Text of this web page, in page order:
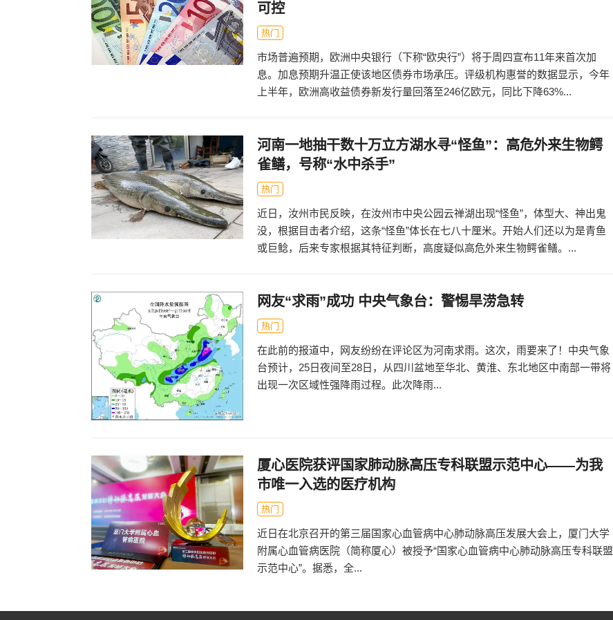
可控
热门
市场普遍预期，欧洲中央银行（下称“欧央行”）将于周四宣布11年来首次加
息。加息预期升温正使该地区债券市场承压。评级机构惠誉的数据显示，今年
上半年，欧洲高收益债券新发行量回落至246亿欧元，同比下降63%...
河南一地抽干数十万立方湖水寻“怪鱼”：高危外来生物鳄
雀鳝，号称“水中杀手”
热门
近日，汝州市民反映，在汝州市中央公园云禅湖出现“怪鱼”，体型大、神出鬼
没，根据目击者介绍，这条“怪鱼”体长在七八十厘米。开始人们还以为是青鱼
或巨鲶，后来专家根据其特征判断，高度疑似高危外来生物鳄雀鳝。...
网友“求雨”成功 中央气象台：警惕旱涝急转
热门
在此前的报道中，网友纷纷在评论区为河南求雨。这次，雨要来了！中央气象
台预计，25日夜间至28日，从四川盆地至华北、黄淮、东北地区中南部一带将
出现一次区域性强降雨过程。此次降雨...
厦心医院获评国家肺动脉高压专科联盟示范中心——为我
市唯一入选的医疗机构
热门
近日在北京召开的第三届国家心血管病中心肺动脉高压发展大会上，厦门大学
附属心血管病医院（简称厦心）被授予“国家心血管病中心肺动脉高压专科联盟
示范中心”。据悉，全...